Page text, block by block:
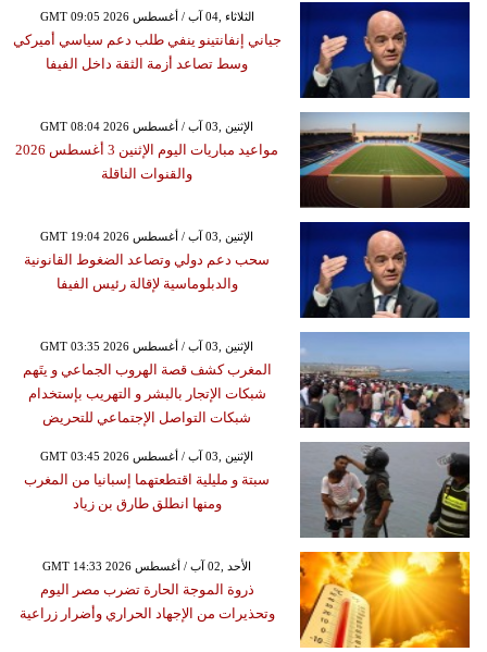
GMT 09:05 2026 الثلاثاء ,04 آب / أغسطس
جياني إنفانتينو ينفي طلب دعم سياسي أميركي
وسط تصاعد أزمة الثقة داخل الفيفا
GMT 08:04 2026 الإثنين ,03 آب / أغسطس
مواعيد مباريات اليوم الإثنين 3 أغسطس 2026
والقنوات الناقلة
GMT 19:04 2026 الإثنين ,03 آب / أغسطس
سحب دعم دولي وتصاعد الضغوط القانونية
والدبلوماسية لإقالة رئيس الفيفا
GMT 03:35 2026 الإثنين ,03 آب / أغسطس
المغرب كشف قصة الهروب الجماعي و يتَهم
شبكات الإتجار بالبشر و التهريب بإستخدام
شبكات التواصل الإجتماعي للتحريض
GMT 03:45 2026 الإثنين ,03 آب / أغسطس
سبتة و مليلية اقتطعتهما إسبانيا من المغرب
ومنها انطلق طارق بن زياد
GMT 14:33 2026 الأحد ,02 آب / أغسطس
ذروة الموجة الحارة تضرب مصر اليوم
وتحذيرات من الإجهاد الحراري وأضرار زراعية